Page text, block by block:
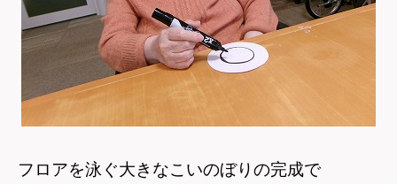
フロアを泳ぐ大きなこいのぼりの完成で